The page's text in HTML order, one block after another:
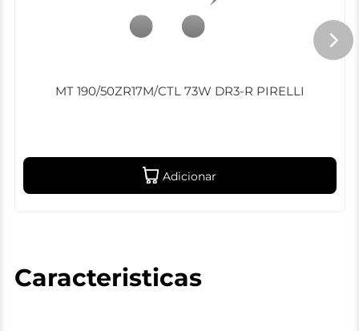
MT 190/50ZR17M/CTL 73W DR3-R PIRELLI
Adicionar
Caracteristicas